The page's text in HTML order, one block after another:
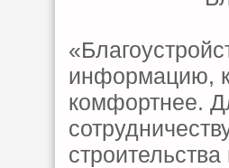
информацию,
комфортнее.